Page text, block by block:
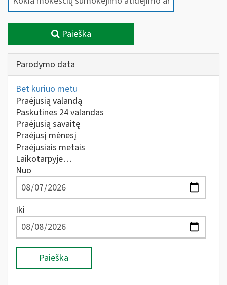
Paieška
Parodymo data
Bet kuriuo metu
Praėjusią valandą
Paskutines 24 valandas
Praėjusią savaitę
Praėjusį mėnesį
Praėjusiais metais
Laikotarpyje…
Nuo
Iki
Paieška